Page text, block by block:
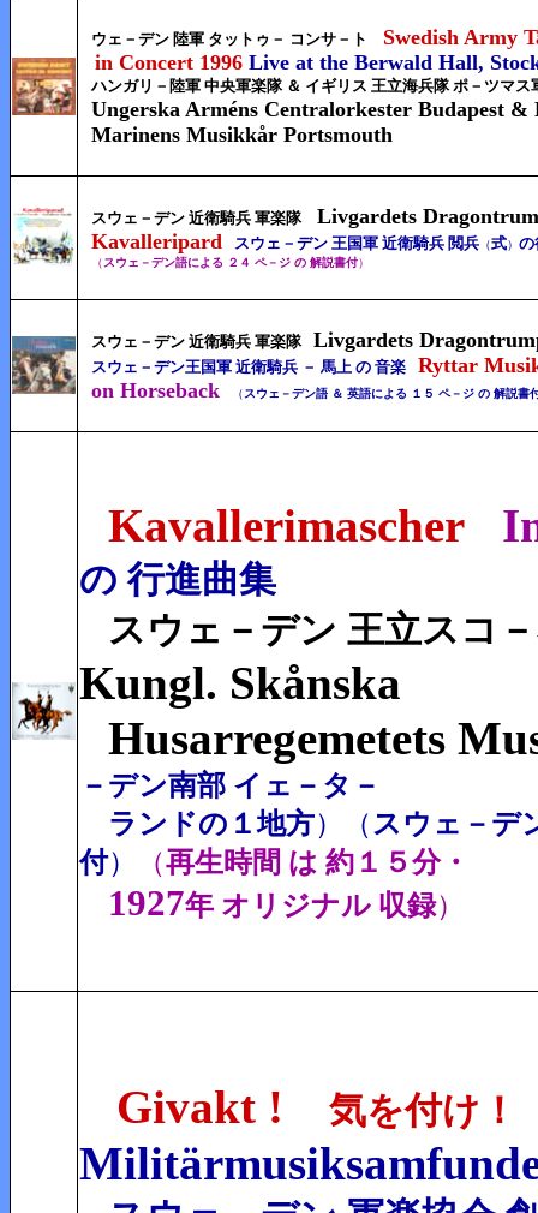
ウェ－デン 陸軍 タットゥ－ コンサ－ト
Swedish Army
in Concert 1996 Live at the Berwald Hall,
ハンガリ－陸軍 中央軍楽隊 ＆ イギリス 王立海兵隊 ポ－ツマス
Ungerska Arméns Centralorkester Budapest
Marinens Musikkår Portsmouth
スウェ－デン 近衛騎兵 軍楽隊 Livgardets
Kavalleripard
スウェ－デン 王国軍 近衛騎兵 閲兵 （式） の
（スウェ－デン語による ２４ ペ－ジ の 解説書付）
スウェ－デン 近衛騎兵 軍楽隊 Livgardets
スウェ－デン王国軍 近衛騎兵 － 馬上 の 音楽
Ryttar
on Horseback （スウェ－デン語 ＆ 英語による １５ ペ－ジ の 解説書
Kavallerimascher
の 行進曲集
スウェ－デン 王立スコ
Kungl. Skånska
Husarregemetets
－デン南部 イェ－タ－
ランドの１地方） （スウェ－デ
付） （再生時間 は 約１５分・
1927年 オリジナル 収録）
Givakt ! 気を付け！